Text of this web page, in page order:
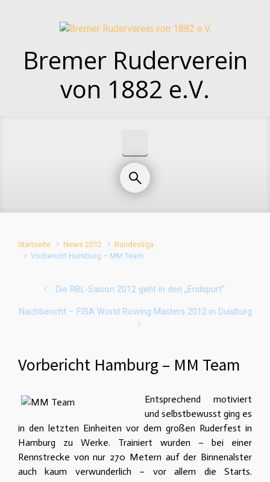
Bremer Ruderverein
von 1882 e.V.
Startseite News 2012
Bundesliga
Vorbericht Hamburg – MM Team
Die RBL-Saison 2012 geht in den „Endspurt“
Nachbericht – FISA World Rowing Masters 2012 in Duisburg
Vorbericht Hamburg – MM Team
Entsprechend motiviert
und selbstbewusst ging es
in den letzten Einheiten vor dem großen Ruderfest in
Hamburg zu Werke. Trainiert wurden – bei einer
Rennstrecke von nur 270 Metern auf der Binnenalster
auch kaum verwunderlich – vor allem die Starts.